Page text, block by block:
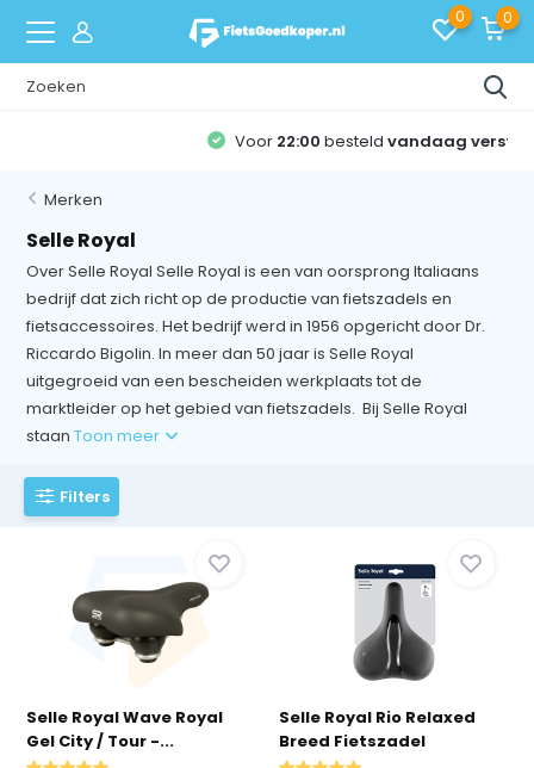
0 0
besteldvandaag verstuurd!
Merken
Selle Royal
Over Selle Royal Selle Royal is een van oorsprong Italiaans
bedrijf dat zich richt op de productie van fietszadels en
fietsaccessoires. Het bedrijf werd in 1956 opgericht door Dr.
Riccardo Bigolin. In meer dan 50 jaar is Selle Royal
uitgegroeid van een bescheiden werkplaats tot de
marktleider op het gebied van fietszadels. Bij Selle Royal
staanToon meer
Filters
Selle Royal Wave Royal
Gel City / Tour -...
Selle Royal Rio Relaxed
Breed Fietszadel